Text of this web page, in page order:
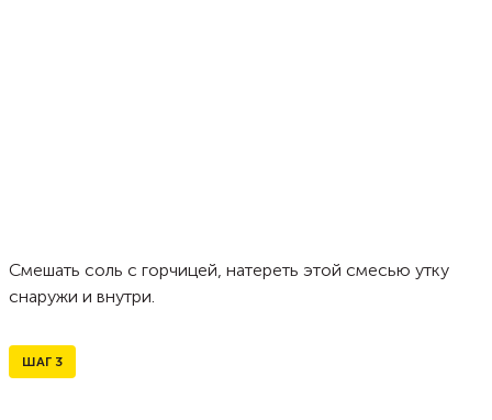
Смешать соль с горчицей, натереть этой смесью утку
снаружи и внутри.
ШАГ 3